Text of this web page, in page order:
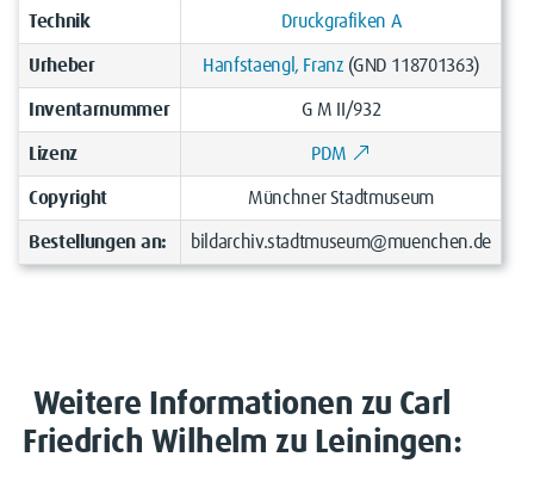
Technik Druckgrafiken A
Urheber Hanfstaengl, Franz (GND 118701363)
Inventarnummer G M II/932
Lizenz PDM
Copyright Münchner Stadtmuseum
Bestellungen an: bildarchiv.stadtmuseum@muenchen.de
Weitere Informationen zu Carl
Friedrich Wilhelm zu Leiningen: